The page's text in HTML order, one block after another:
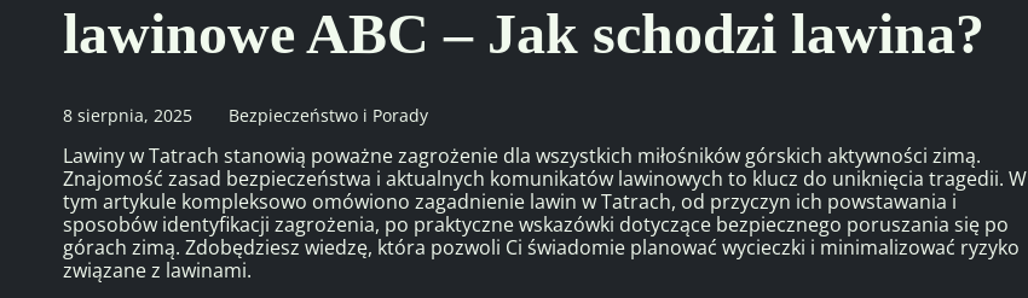
lawinowe ABC – Jak schodzi lawina?
8 sierpnia, 2025 Bezpieczeństwo i Porady
Lawiny w Tatrach stanowią poważne zagrożenie dla wszystkich miłośników górskich aktywności zimą.
Znajomość zasad bezpieczeństwa i aktualnych komunikatów lawinowych to klucz do uniknięcia tragedii. W
tym artykule kompleksowo omówiono zagadnienie lawin w Tatrach, od przyczyn ich powstawania i
sposobów identyfikacji zagrożenia, po praktyczne wskazówki dotyczące bezpiecznego poruszania się po
górach zimą. Zdobędziesz wiedzę, która pozwoli Ci świadomie planować wycieczki i minimalizować ryzyko
związane z lawinami.